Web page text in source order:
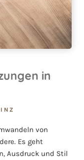
in
von
Es geht
Ausdruck und Stil